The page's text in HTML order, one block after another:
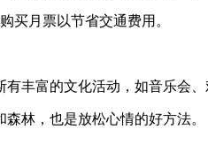
买月票以节省交通费用。
丰富的文化活动，如音乐会
林，也是放松心情的好方法。